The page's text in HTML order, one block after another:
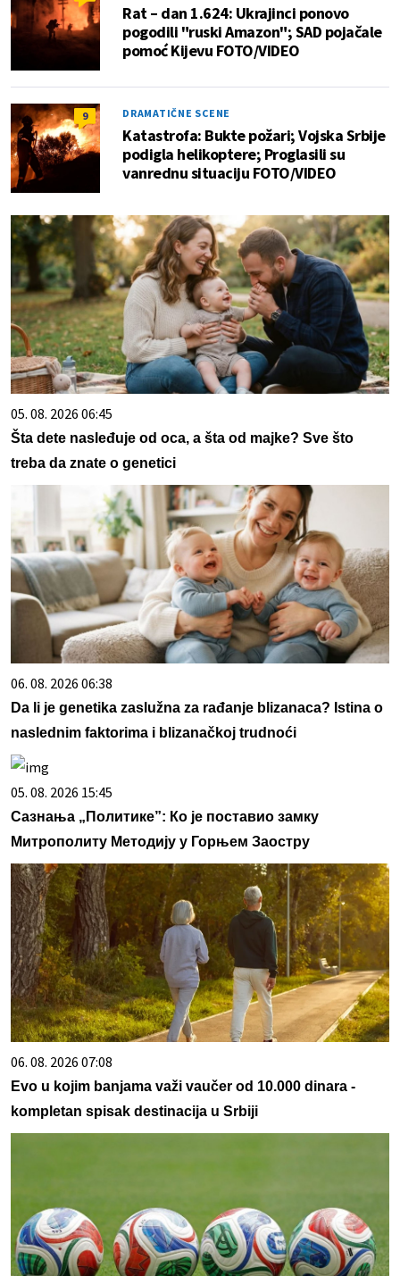
Rat – dan 1.624: Ukrajinci ponovo
pogodili "ruski Amazon"; SAD pojačale
pomoć Kijevu FOTO/VIDEO
9 DRAMATIČNE SCENE
Katastrofa: Bukte požari; Vojska Srbije
podigla helikoptere; Proglasili su
vanrednu situaciju FOTO/VIDEO
05. 08. 2026 06:45
Šta dete nasleđuje od oca, a šta od majke? Sve što
treba da znate o genetici
06. 08. 2026 06:38
Da li je genetika zaslužna za rađanje blizanaca? Istina o
naslednim faktorima i blizanačkoj trudnoći
05. 08. 2026 15:45
Сазнања „Политике”: Ко је поставио замку
Митрополиту Методију у Горњем Заостру
06. 08. 2026 07:08
Evo u kojim banjama važi vaučer od 10.000 dinara -
kompletan spisak destinacija u Srbiji